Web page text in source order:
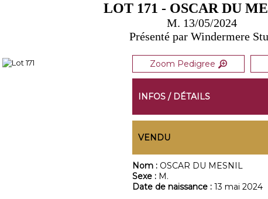
LOT 171 - OSCAR DU
M. 13/05/2024
Présenté par Windermere
Zoom Pedigree
INFOS / DÉTAILS
VENDU
Nom : OSCAR DU MESNIL
Sexe : M.
Date de naissance : 13 mai 2024